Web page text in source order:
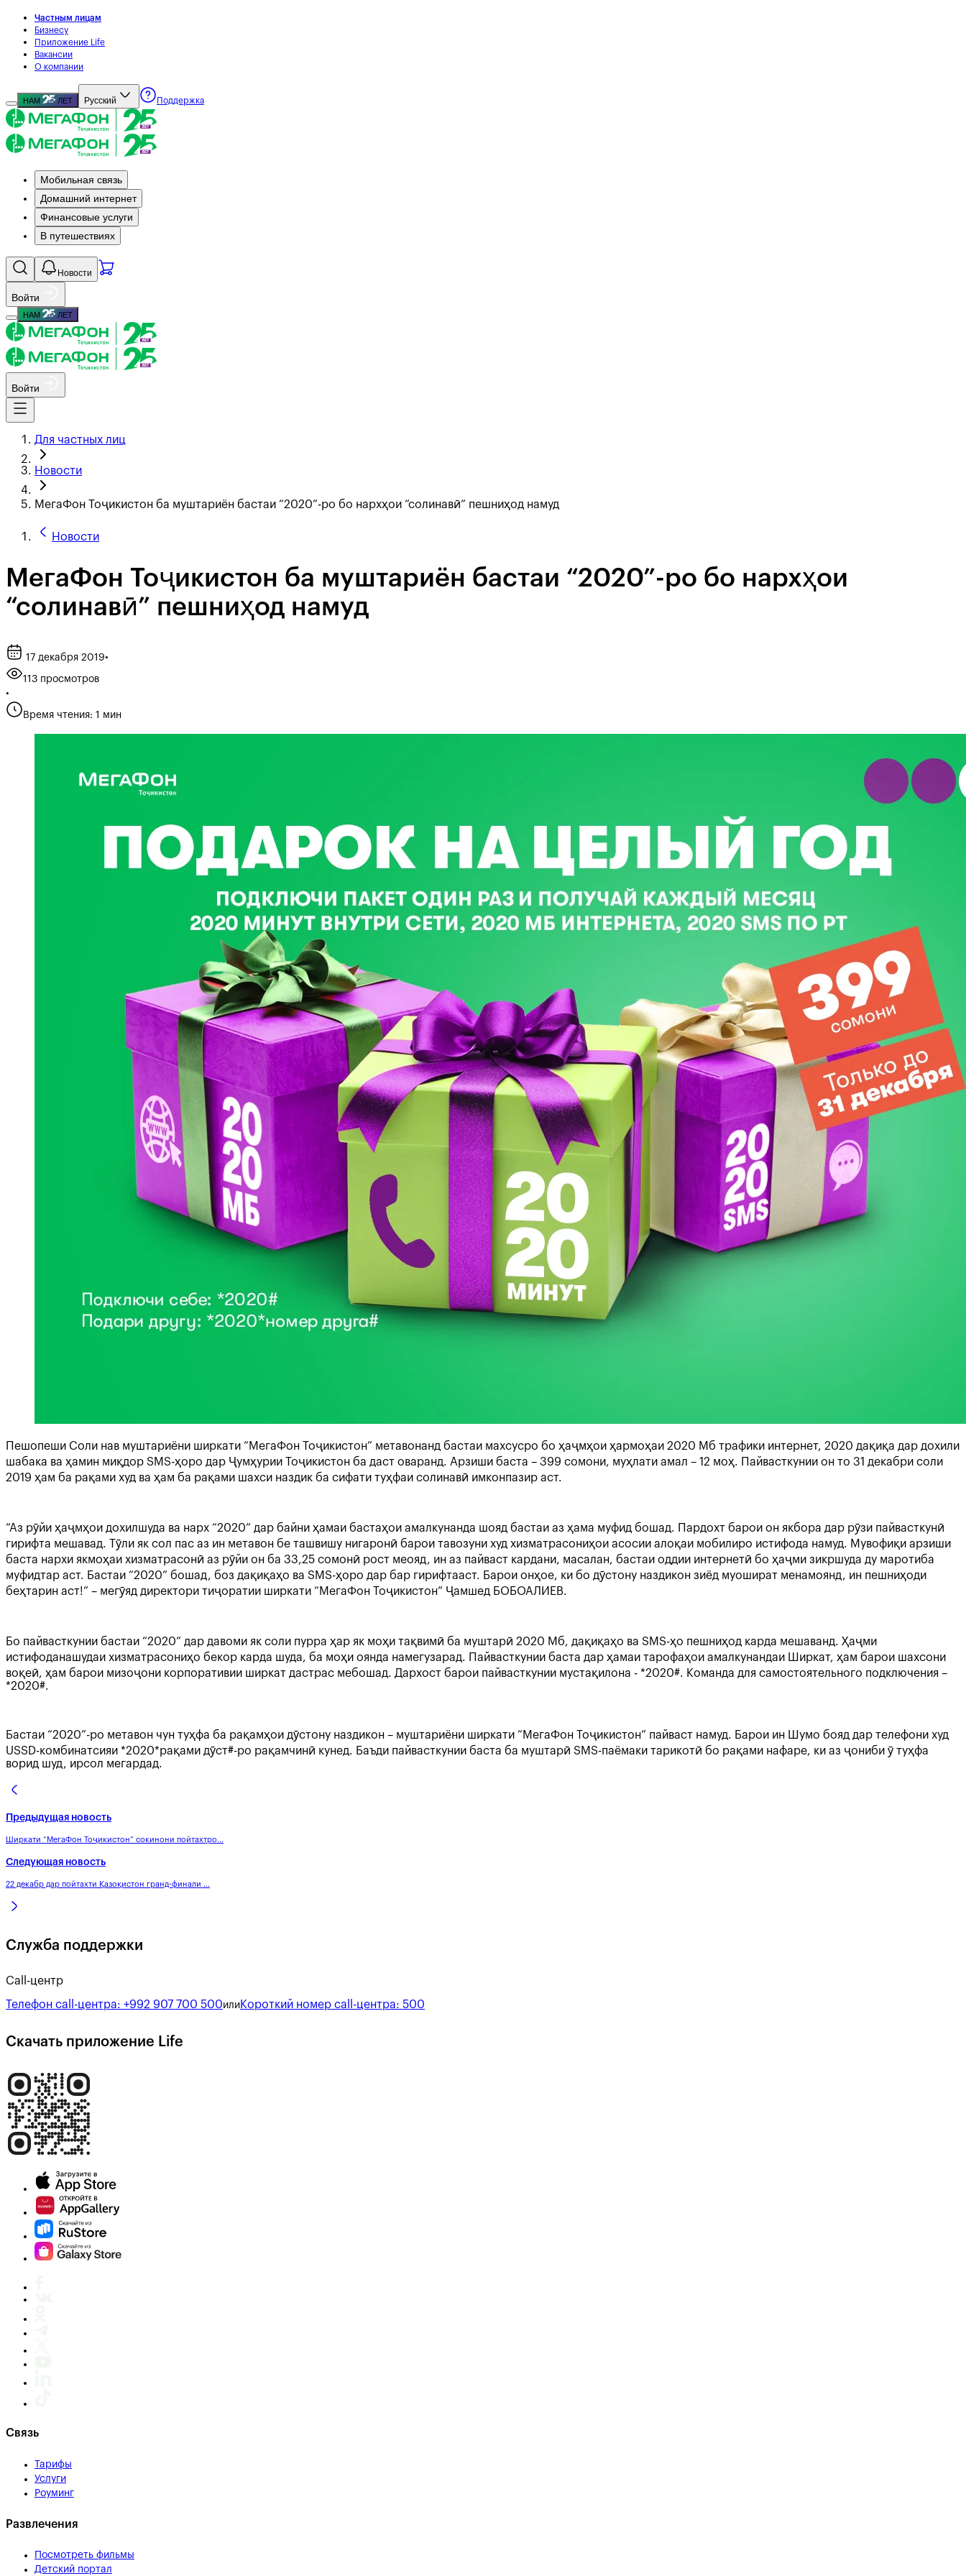
Частным лицам
Бизнесу
Приложение Life
Вакансии
О компании
НАМ ЛЕТ Русский Поддержка
Мобильная связь
Домашний интернет
Финансовые услуги
В путешествиях
Новости
Войти
НАМ ЛЕТ
Войти
Для частных лиц
Новости
МегаФон Тоҷикистон ба муштариён бастаи “2020”-ро бо нархҳои “солинавӣ” пешниҳод намуд
Новости
МегаФон Тоҷикистон ба муштариён бастаи “2020”-ро бо нархҳои
“солинавӣ” пешниҳод намуд
17 декабря 2019•
113 просмотров
•
Время чтения: 1 мин
Пешопеши Соли нав муштариёни ширкати “МегаФон Тоҷикистон” метавонанд бастаи махсусро бо ҳаҷмҳои ҳармоҳаи 2020 Мб трафики интернет, 2020 дақиқа дар дохили
шабака ва ҳамин миқдор SMS-ҳоро дар Ҷумҳурии Тоҷикистон ба даст оваранд. Арзиши баста – 399 сомони, муҳлати амал – 12 моҳ. Пайвасткунии он то 31 декабри соли
2019 ҳам ба рақами худ ва ҳам ба рақами шахси наздик ба сифати туҳфаи солинавӣ имконпазир аст.
“Аз рӯйи ҳаҷмҳои дохилшуда ва нарх “2020” дар байни ҳамаи бастаҳои амалкунанда шояд бастаи аз ҳама муфид бошад. Пардохт барои он якбора дар рӯзи пайвасткунӣ
гирифта мешавад. Тӯли як сол пас аз ин метавон бе ташвишу нигаронӣ барои тавозуни худ хизматрасониҳои асосии алоқаи мобилиро истифода намуд. Мувофиқи арзиши
баста нархи якмоҳаи хизматрасонӣ аз рӯйи он ба 33,25 сомонӣ рост меояд, ин аз пайваст кардани, масалан, бастаи оддии интернетӣ бо ҳаҷми зикршуда ду маротиба
муфидтар аст. Бастаи “2020” бошад, боз дақиқаҳо ва SMS-ҳоро дар бар гирифтааст. Барои онҳое, ки бо дӯстону наздикон зиёд муошират менамоянд, ин пешниҳоди
беҳтарин аст!” – мегӯяд директори тиҷоратии ширкати “МегаФон Тоҷикистон” Ҷамшед БОБОАЛИЕВ.
Бо пайвасткунии бастаи “2020” дар давоми як соли пурра ҳар як моҳи тақвимӣ ба муштарӣ 2020 Мб, дақиқаҳо ва SMS-ҳо пешниҳод карда мешаванд. Ҳаҷми
истифоданашудаи хизматрасониҳо бекор карда шуда, ба моҳи оянда намегузарад. Пайвасткунии баста дар ҳамаи тарофаҳои амалкунандаи Ширкат, ҳам барои шахсони
воқеӣ, ҳам барои мизоҷони корпоративии ширкат дастрас мебошад. Дархост барои пайвасткунии мустақилона - *2020#. Команда для самостоятельного подключения –
*2020#.
Бастаи “2020”-ро метавон чун туҳфа ба рақамҳои дӯстону наздикон – муштариёни ширкати “МегаФон Тоҷикистон” пайваст намуд. Барои ин Шумо бояд дар телефони худ
USSD-комбинатсияи *2020*рақами дӯст#-ро рақамчинӣ кунед. Баъди пайвасткунии баста ба муштарӣ SMS-паёмаки тарикотӣ бо рақами нафаре, ки аз ҷониби ӯ туҳфа
ворид шуд, ирсол мегардад.
Предыдущая новость
Ширкати “МегаФон Тоҷикистон” сокинони пойтахтро...
Следующая новость
22 декабр дар пойтахти Қазоқистон гранд-финали ...
Служба поддержки
Call-центр
Телефон call-центра: +992 907 700 500или Короткий номер call-центра: 500
Скачать приложение Life
Связь
Тарифы
Услуги
Роуминг
Развлечения
Посмотреть фильмы
Детский портал